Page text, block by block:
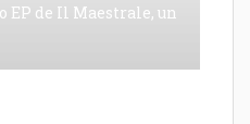
EP de Il Maestrale, un